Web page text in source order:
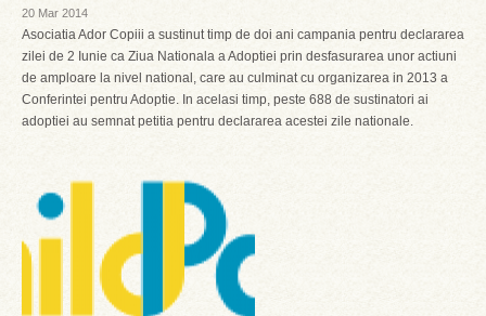
20 Mar 2014
Asociatia Ador Copiii a sustinut timp de doi ani campania pentru declararea
zilei de 2 Iunie ca Ziua Nationala a Adoptiei prin desfasurarea unor actiuni
de amploare la nivel national, care au culminat cu organizarea in 2013 a
Conferintei pentru Adoptie. In acelasi timp, peste 688 de sustinatori ai
adoptiei au semnat petitia pentru declararea acestei zile nationale.